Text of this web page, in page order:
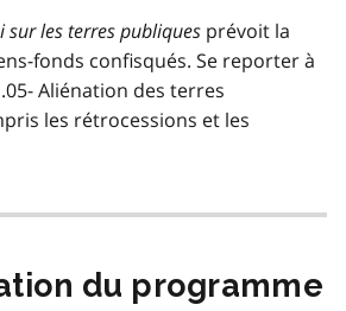
sur les terres publiques prévoit la
fonds confisqués. Se reporter à
Aliénation des terres
les rétrocessions et les
du programme